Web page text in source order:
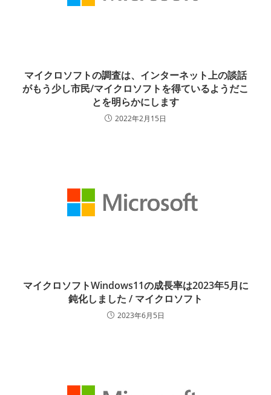
マイクロソフトの調査は、インターネット上の談話
がもう少し市民/マイクロソフトを得ているようだこ
とを明らかにします
2022年2月15日
マイクロソフトWindows11の成長率は2023年5月に
鈍化しました / マイクロソフト
2023年6月5日